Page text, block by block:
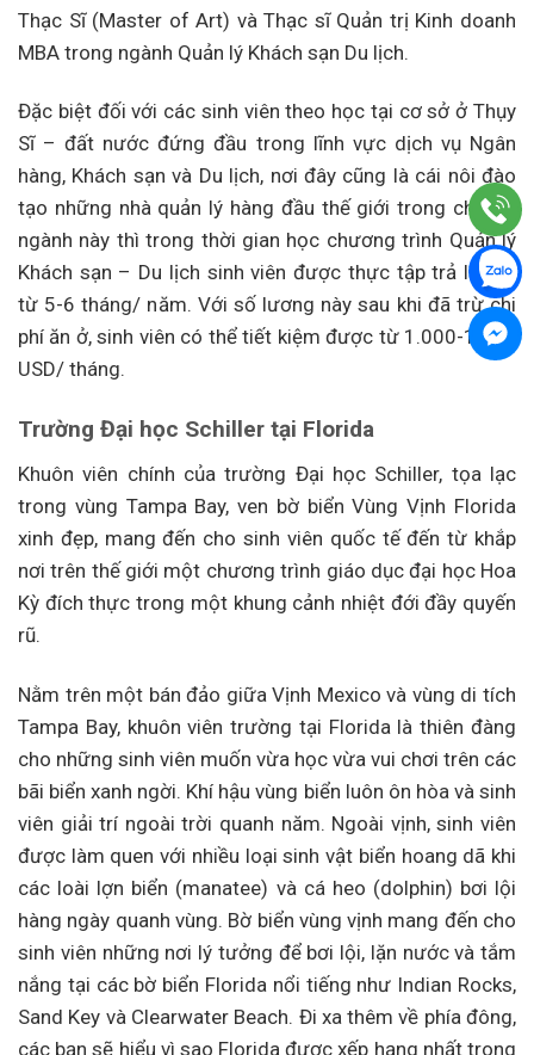
Thạc Sĩ (Master of Art) và Thạc sĩ Quản trị Kinh doanh
MBA trong ngành Quản lý Khách sạn Du lịch.
Đặc biệt đối với các sinh viên theo học tại cơ sở ở Thụy
Sĩ – đất nước đứng đầu trong lĩnh vực dịch vụ Ngân
hàng, Khách sạn và Du lịch, nơi đây cũng là cái nôi đào
tạo những nhà quản lý hàng đầu thế giới trong chuyên
ngành này thì trong thời gian học chương trình Quản lý
Khách sạn – Du lịch sinh viên được thực tập trả lương
từ 5-6 tháng/ năm. Với số lương này sau khi đã trừ chi
phí ăn ở, sinh viên có thể tiết kiệm được từ 1.000-1.200
USD/ tháng.
Trường Đại học Schiller tại Florida
Khuôn viên chính của trường Đại học Schiller, tọa lạc
trong vùng Tampa Bay, ven bờ biển Vùng Vịnh Florida
xinh đẹp, mang đến cho sinh viên quốc tế đến từ khắp
nơi trên thế giới một chương trình giáo dục đại học Hoa
Kỳ đích thực trong một khung cảnh nhiệt đới đầy quyến
rũ.
Nằm trên một bán đảo giữa Vịnh Mexico và vùng di tích
Tampa Bay, khuôn viên trường tại Florida là thiên đàng
cho những sinh viên muốn vừa học vừa vui chơi trên các
bãi biển xanh ngời. Khí hậu vùng biển luôn ôn hòa và sinh
viên giải trí ngoài trời quanh năm. Ngoài vịnh, sinh viên
được làm quen với nhiều loại sinh vật biển hoang dã khi
các loài lợn biển (manatee) và cá heo (dolphin) bơi lội
hàng ngày quanh vùng. Bờ biển vùng vịnh mang đến cho
sinh viên những nơi lý tưởng để bơi lội, lặn nước và tắm
nắng tại các bờ biển Florida nổi tiếng như Indian Rocks,
Sand Key và Clearwater Beach. Đi xa thêm về phía đông,
các bạn sẽ hiểu vì sao Florida được xếp hạng nhất trong